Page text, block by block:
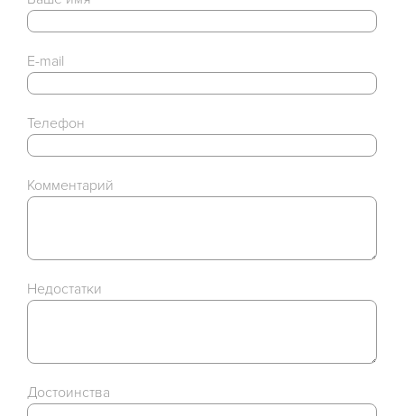
E-mail
Телефон
Комментарий
Недостатки
Достоинства